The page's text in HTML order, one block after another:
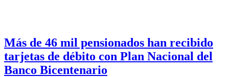
Más de 46 mil pensionados han recibido
tarjetas de débito con Plan Nacional del
Banco Bicentenario